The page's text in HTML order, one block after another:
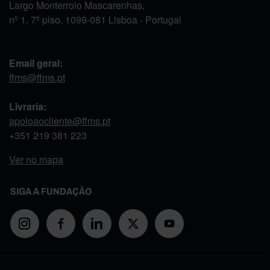
Largo Monterroio Mascarenhas,
nº 1, 7º piso, 1099-081 Lisboa - Portugal
Email geral:
ffms@ffms.pt
Livraria:
apoioaocliente@ffms.pt
+351 219 381 223
Ver no mapa
SIGA A FUNDAÇÃO